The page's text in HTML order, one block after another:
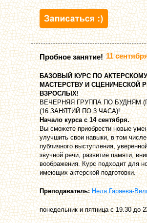
Пробное занятие! 11
БАЗОВЫЙ КУРС ПО АКТЕРСКОМУ
МАСТЕРСТВУ И СЦЕНИЧЕСКОЙ
ВЗРОСЛЫХ!
ВЕЧЕРНЯЯ ГРУППА ПО БУДНЯМ
(16 ЗАНЯТИЙ ПО 3 ЧАСА)!
Начало курса с 14 сентября.
Вы сможете приобрести новые
улучшить свои навыки, в том
публичного выступления,
звучной речи, развитие памяти,
воображения. Курс подходит для
имеющих актерской подготовки.
Преподаватель: Неля Гаряева-
понедельник и пятница с 19.30 до